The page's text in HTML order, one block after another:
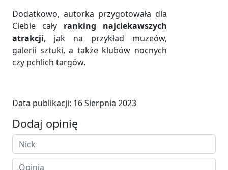
Dodatkowo, autorka przygotowała dla
Ciebie cały ranking najciekawszych
atrakcji, jak na przykład muzeów,
galerii sztuki, a także klubów nocnych
czy pchlich targów.
Data publikacji: 16 Sierpnia 2023
Dodaj opinię